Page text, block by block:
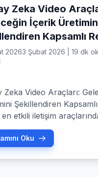
Zeka Video
İçerik
Kapsamlı
20263 Şubat 2026 19 dk
Zeka Video Araçları:
Şekillendiren
en etkili iletişim
son yıllarda eşi benzeri
yaşadı. Sosyal medya
e-ticaret
Oku